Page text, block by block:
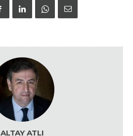
ALTAY ATLI